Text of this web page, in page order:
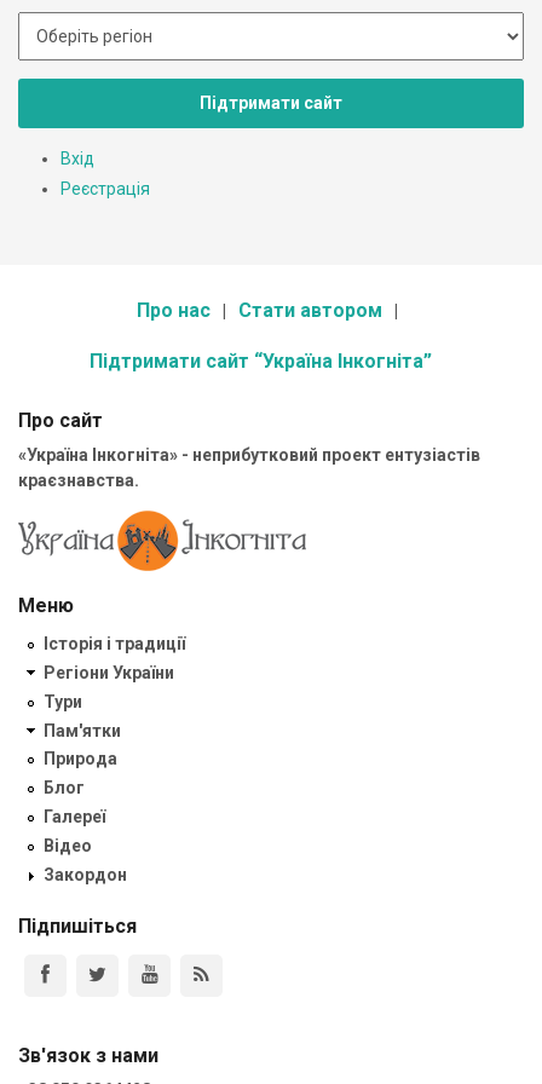
Підтримати сайт
Вхід
Реєстрація
Про нас Стати автором
Підтримати сайт “Україна Інкогніта”
Про сайт
«Україна Інкогніта» - неприбутковий проект ентузіастів
краєзнавства.
Меню
Історія і традиції
Регіони України
Тури
Пам'ятки
Природа
Блог
Галереї
Відео
Закордон
Підпишіться
Зв'язок з нами